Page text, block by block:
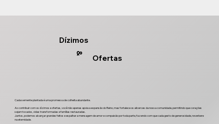
Dízimos
Ofertas
&
Cada semente plantada é uma promessa de colheita abundante.
Ao contribuir com os dízimos e ofertas, você não apenas apoia a expansão do Reino, mas fortalece os alicerces da nossa comunidade, permitindo que corações
sejam tocados, vidas transformadas e famílias restauradas.
Juntos, podemos alcançar grandes feitos e espalhar a mensagem de amor e compaixão por toda parte, fazendo com que cada gesto de generosidade, reverbere
na eternidade.